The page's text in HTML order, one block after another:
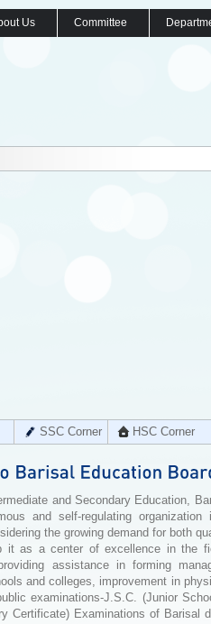
Us Committee
SSC Corner HSC Corner
and Secondary Education,
and self-regulating
the growing demand for both
it as a center of excellence in the
assistance in forming
and colleges, improvement in
examinations-J.S.C. (Junior
Certificate) Examinations of